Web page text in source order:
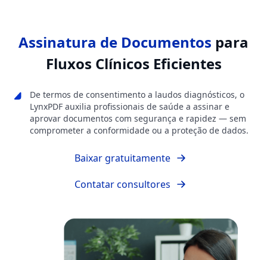
Assinatura de Documentos para
Fluxos Clínicos Eficientes
De termos de consentimento a laudos diagnósticos, o
LynxPDF auxilia profissionais de saúde a assinar e
aprovar documentos com segurança e rapidez — sem
comprometer a conformidade ou a proteção de dados.
Baixar gratuitamente
Contatar consultores